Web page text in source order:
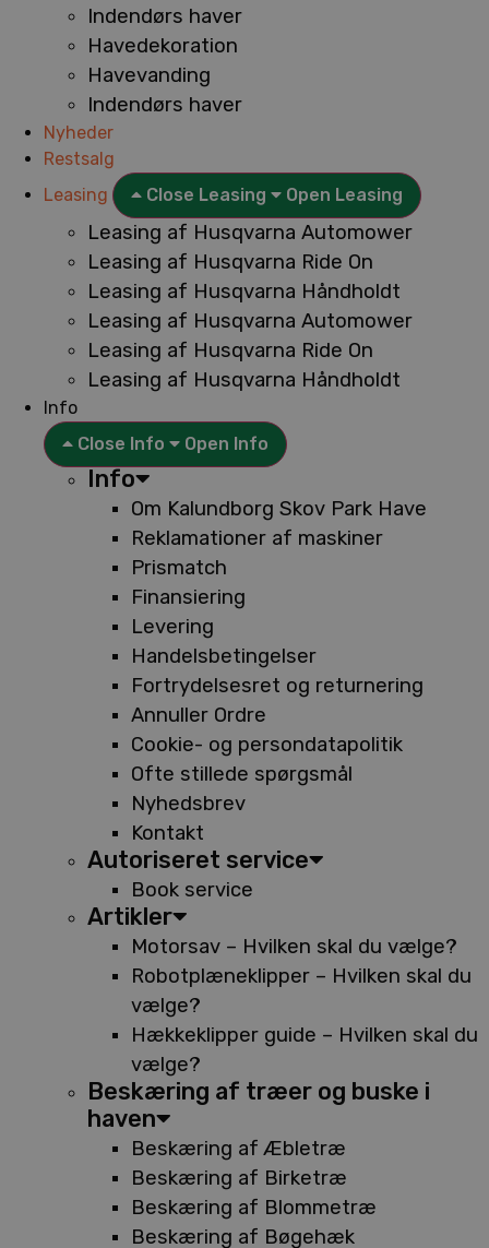
Indendørs haver
Havedekoration
Havevanding
Indendørs haver
Nyheder
Restsalg
Leasing
Close Leasing Open Leasing
Leasing af Husqvarna Automower
Leasing af Husqvarna Ride On
Leasing af Husqvarna Håndholdt
Leasing af Husqvarna Automower
Leasing af Husqvarna Ride On
Leasing af Husqvarna Håndholdt
Info
Close Info
Open Info
Info
Om Kalundborg Skov Park Have
Reklamationer af maskiner
Prismatch
Finansiering
Levering
Handelsbetingelser
Fortrydelsesret og returnering
Annuller Ordre
Cookie- og persondatapolitik
Ofte stillede spørgsmål
Nyhedsbrev
Kontakt
Autoriseret service
Book service
Artikler
Motorsav – Hvilken skal du vælge?
Robotplæneklipper – Hvilken skal du
vælge?
Hækkeklipper guide – Hvilken skal du
vælge?
Beskæring af træer og buske i
haven
Beskæring af Æbletræ
Beskæring af Birketræ
Beskæring af Blommetræ
Beskæring af Bøgehæk